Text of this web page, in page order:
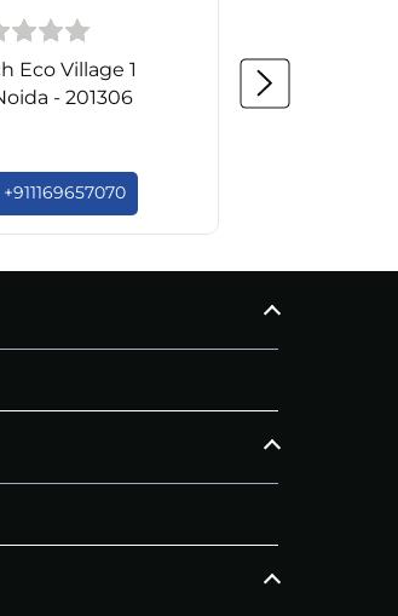
Eco Village 1
- 201306
+911169657070